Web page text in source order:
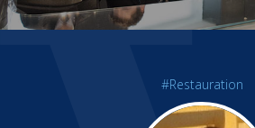
#Restauration